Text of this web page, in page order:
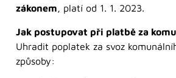
zákonem, platí od 1. 1. 2023.
Jak postupovat při platbě za
Uhradit poplatek za svoz
způsoby: